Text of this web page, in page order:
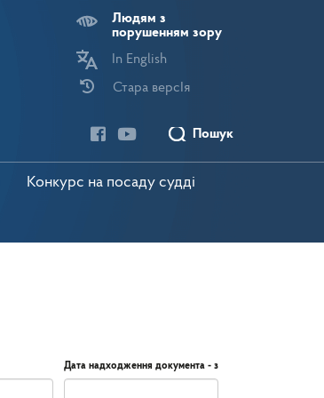
Людям з
порушенням зору
In English
Стара версІя
Пошук
Конкурс на посаду судді
Дата надходження документа - з